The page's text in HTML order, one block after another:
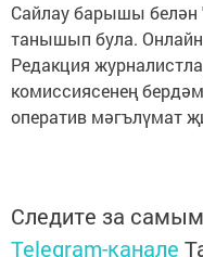
Сайлау барышы белән
танышып була.
Редакция
комиссиясенең
оператив мәгълүмат
Следите за
Telegram-канале